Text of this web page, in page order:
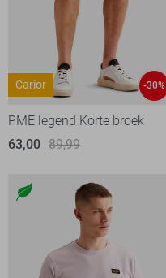
Carior -30%
PME legend Korte broek
63,00 89,99